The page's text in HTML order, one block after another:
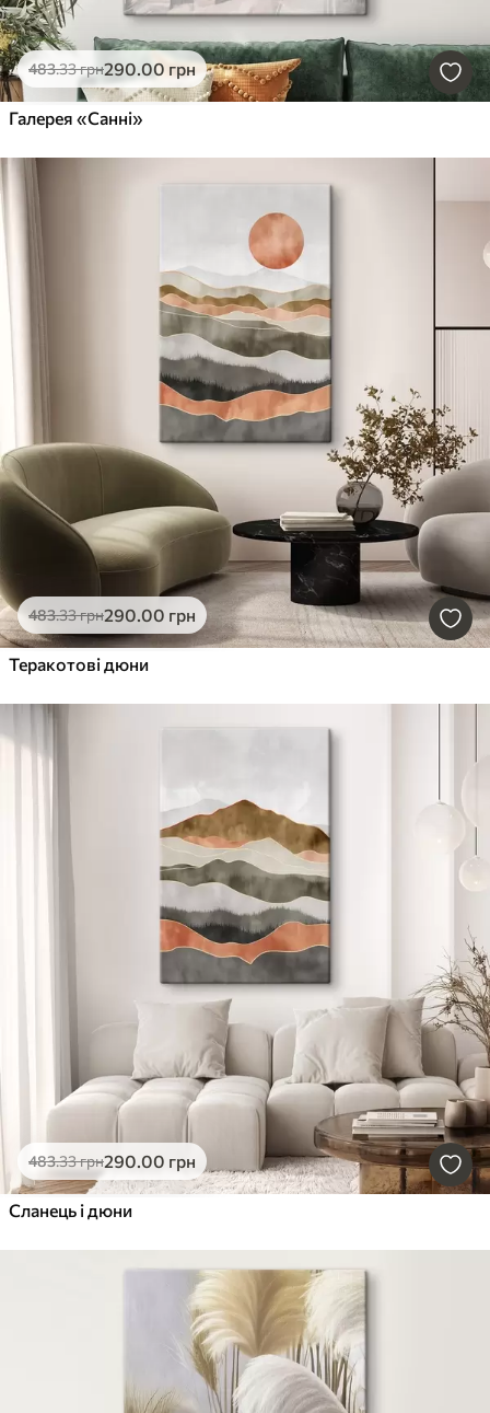
483.33грн290.00 грн
Галерея «Санні»
483.33грн290.00 грн
Теракотові дюни
483.33грн290.00 грн
Сланець і дюни